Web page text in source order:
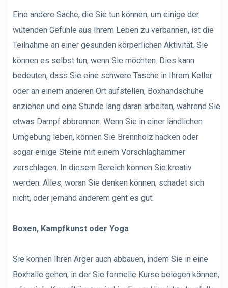
Eine andere Sache, die Sie tun können, um einige der
wütenden Gefühle aus Ihrem Leben zu verbannen, ist die
Teilnahme an einer gesunden körperlichen Aktivität. Sie
können es selbst tun, wenn Sie möchten. Dies kann
bedeuten, dass Sie eine schwere Tasche in Ihrem Keller
oder an einem anderen Ort aufstellen, Boxhandschuhe
anziehen und eine Stunde lang daran arbeiten, während Sie
etwas Dampf abbrennen. Wenn Sie in einer ländlichen
Umgebung leben, können Sie Brennholz hacken oder
sogar einige Steine ​​mit einem Vorschlaghammer
zerschlagen. In diesem Bereich können Sie kreativ
werden. Alles, woran Sie denken können, schadet sich
nicht, oder jemand anderem geht es gut.
Boxen, Kampfkunst oder Yoga
Sie können Ihren Ärger auch abbauen, indem Sie in eine
Boxhalle gehen, in der Sie formelle Kurse belegen können,